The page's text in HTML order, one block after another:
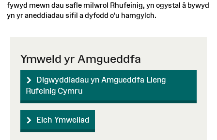
fywyd mewn dau safle milwrol Rhufeinig, yn ogystal â bywyd
yn yr aneddiadau sifil a dyfodd o'u hamgylch.
Ymweld yr Amgueddfa
Digwyddiadau yn Amgueddfa Lleng
Rufeinig Cymru
Eich Ymweliad